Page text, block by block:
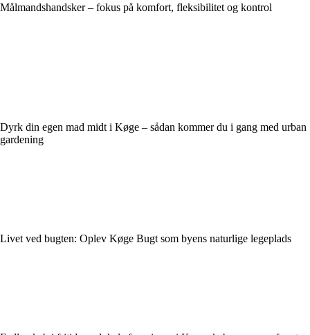
Målmandshandsker – fokus på komfort, fleksibilitet og kontrol
Dyrk din egen mad midt i Køge – sådan kommer du i gang med urban
gardening
Livet ved bugten: Oplev Køge Bugt som byens naturlige legeplads